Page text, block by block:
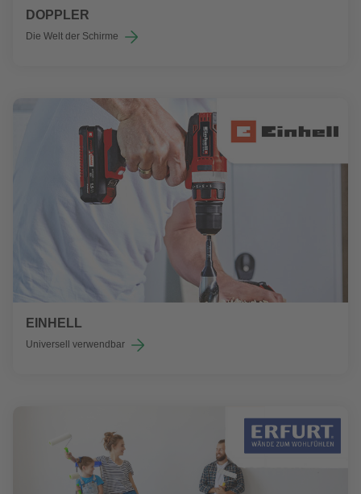
DOPPLER
Die Welt der Schirme
EINHELL
Universell verwendbar